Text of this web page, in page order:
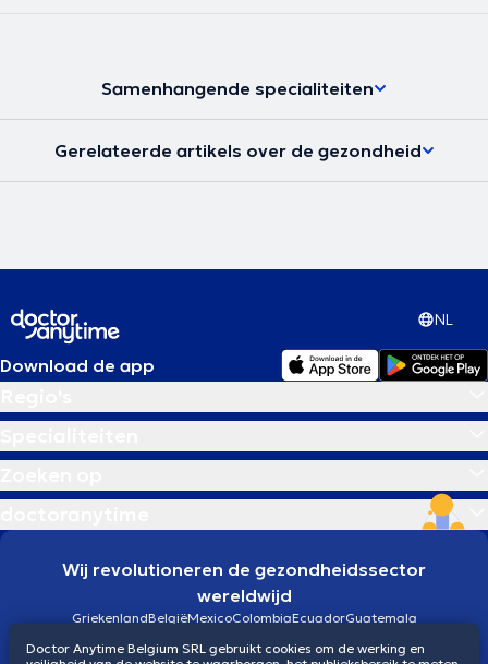
Samenhangende specialiteiten
Gerelateerde artikels over de gezondheid
NL
Download de app
Wij revolutioneren de gezondheidssector
wereldwijd
GriekenlandBelgiëMexicoColombiaEcuadorGuatemala
Doctor Anytime Belgium SRL gebruikt cookies om de werking en